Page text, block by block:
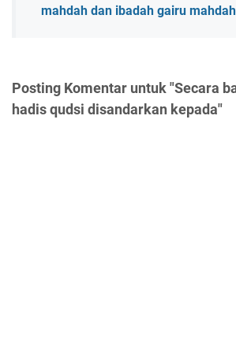
mahdah dan ibadah gairu
Posting Komentar untuk "Secara
hadis qudsi disandarkan kepada"